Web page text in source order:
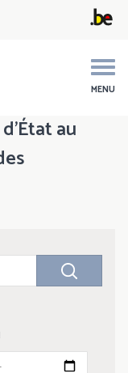
MENU
au